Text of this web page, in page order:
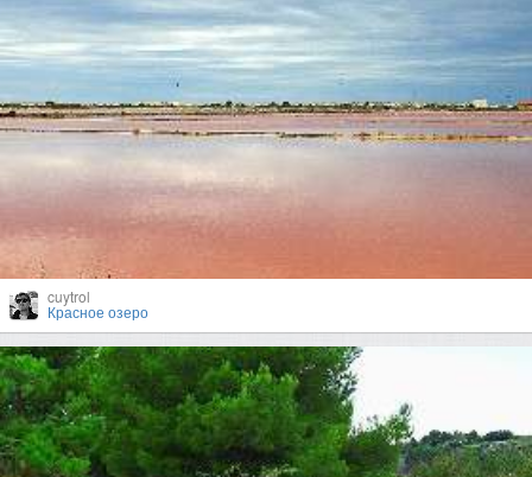
cuytrol
Красное озеро